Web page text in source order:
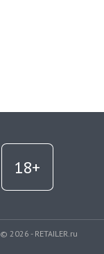
© 2026 - RETAILER.ru